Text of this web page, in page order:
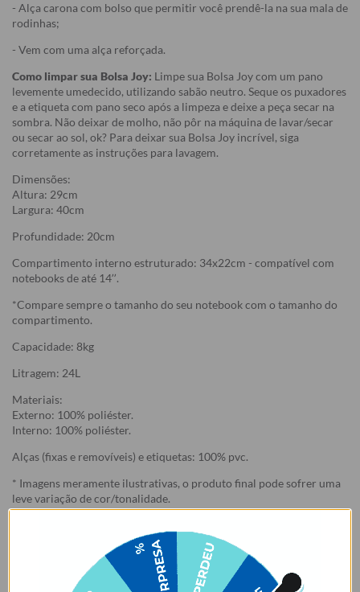
- Alça carona com bolso que permitir você prendê-la na sua mala de
rodinhas;
- Vem com uma alça reforçada.
Como limpar sua Bolsa Joy: Limpe sua Bolsa Joy com um pano
levemente umedecido, utilizando sabão neutro. Seque os puxadores
e a etiqueta com pano seco após a limpeza e deixe a peça secar na
sombra. Não deixar de molho, não pôr na máquina de lavar/secar
ou secar ao sol, ok? Para deixar sua Bolsa Joy incrível, siga
corretamente as instruções para lavagem.
Dimensões:
Altura: 29cm
Largura: 40cm
Profundidade: 20cm
Compartimento interno estruturado: 34x22cm - compatível com
notebooks de até 14’’.
*Compare sempre o tamanho do seu notebook com o tamanho do
compartimento.
Capacidade: 8kg
Litragem: 24L
Materiais:
Externo: 100% poliéster.
Interno: 100% poliéster.
Alças (fixas e removíveis) e etiquetas: 100% pvc.
* Imagens meramente ilustrativas, o produto final pode sofrer uma
leve variação de cor/tonalidade.
- Os nossos produtos personalizados ( estampados ou
customizados com nome/foto) são feitos especialmente para você,